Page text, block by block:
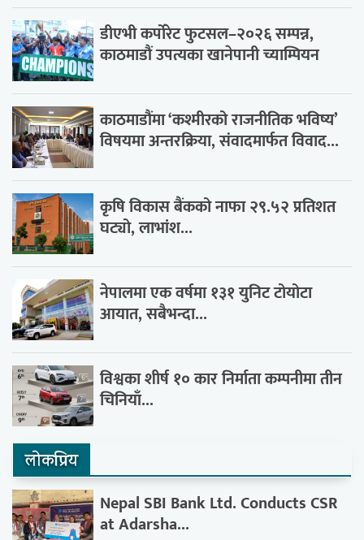
डीएभी कर्पोरेट फुटसल–२०२६ सम्पन्न,
काठमाडौं उपत्यका खानेपानी च्याम्पियन
काठमाडौंमा ‘कश्मीरको राजनीतिक भविष्य’
विषयमा अन्तरक्रिया, संवादमार्फत विवाद...
कृषि विकास बैंकको नाफा २९.५२ प्रतिशत
घट्यो, लाभांश...
नेपालमा एक वर्षमा १३१ युनिट टोयोटा
आयात, सबैभन्दा...
विश्वका शीर्ष १० कार निर्माता कम्पनीमा तीन
चिनियाँ...
लाेकप्रिय
Nepal SBI Bank Ltd. Conducts CSR
at Adarsha...